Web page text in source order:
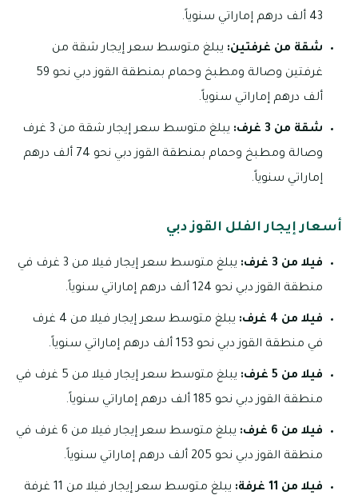
43 ألف درهم إماراتي سنوياً.
شقة من غرفتين: يبلغ متوسط سعر إيجار شقة من
غرفتين وصالة ومطبخ وحمام بمنطقة القوز دبي نحو 59
ألف درهم إماراتي سنوياً.
شقة من 3 غرف:
يبلغ متوسط سعر إيجار شقة من 3 غرف
وصالة ومطبخ وحمام بمنطقة القوز دبي نحو 74 ألف درهم
إماراتي سنوياً.
أسعار إيجار الفلل القوز دبي
فيلا من 3 غرف:
يبلغ متوسط سعر إيجار فيلا من 3 غرف في
منطقة القوز دبي نحو 124 ألف درهم إماراتي سنوياً.
فيلا من 4 غرف:
يبلغ متوسط سعر إيجار فيلا من 4 غرف
في منطقة القوز دبي نحو 153 ألف درهم إماراتي سنوياً.
فيلا من 5 غرف:
يبلغ متوسط سعر إيجار فيلا من 5 غرف في
منطقة القوز دبي نحو 185 ألف درهم إماراتي سنوياً.
فيلا من 6 غرف:
يبلغ متوسط سعر إيجار فيلا من 6 غرف في
منطقة القوز دبي نحو 205 ألف درهم إماراتي سنوياً.
فيلا من 11 غرفة:
يبلغ متوسط سعر إيجار فيلا من 11 غرفة